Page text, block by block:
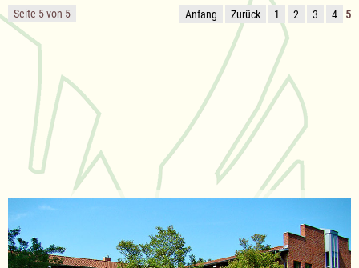
Seite 5 von 5 Anfang Zurück 1 2 3 4 5